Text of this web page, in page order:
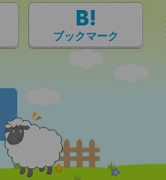
ブックマーク